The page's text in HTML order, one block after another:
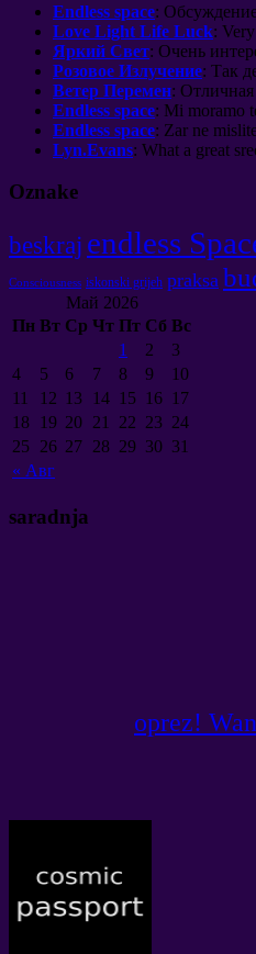
Endless space:
Love Light Life Luck:
Яркий Свет: Очень
Розовое Излучение: Так
Ветер Перемен: Отличная
Endless space: Mi moramo
Endless space: Zar ne
Lyn.Evans: What a great
Oznake
beskraj endless
Consciousness iskonski grijeh praksa
Май 2026
Пн Вт Ср Чт Пт Сб Вс
« Авг
1 2
3
4
5 6 7 8 9
10
11
12 13 14 15 16 17
18
19 20 21 22 23 24
25 26 27 28 29 30 31
saradnja
oprez!